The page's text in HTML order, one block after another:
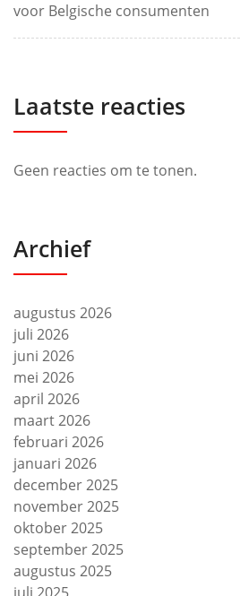
voor Belgische consumenten
Laatste reacties
Geen reacties om te tonen.
Archief
augustus 2026
juli 2026
juni 2026
mei 2026
april 2026
maart 2026
februari 2026
januari 2026
december 2025
november 2025
oktober 2025
september 2025
augustus 2025